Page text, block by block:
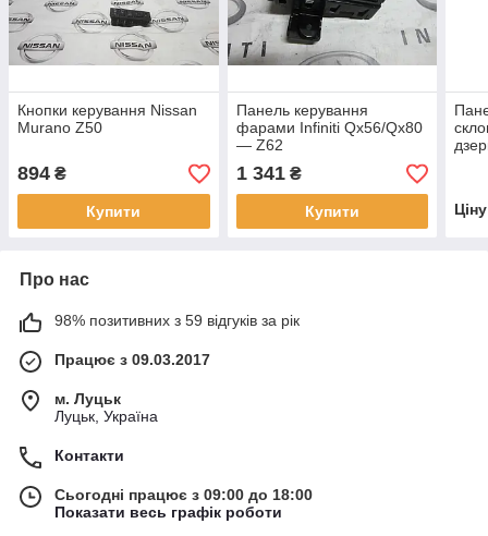
Кнопки керування Nissan
Murano Z50
894 ₴
Купити
Панель керування
фарами Infiniti Qx56/Qx80
— Z62
1 341₴
Купити
Про нас
98% позитивних з 59 відгуків за рік
Працює з 09.03.2017
м. Луцьк
Луцьк, Україна
Контакти
Сьогодні працює з 09:00 до 18:00
Показати весь графік роботи